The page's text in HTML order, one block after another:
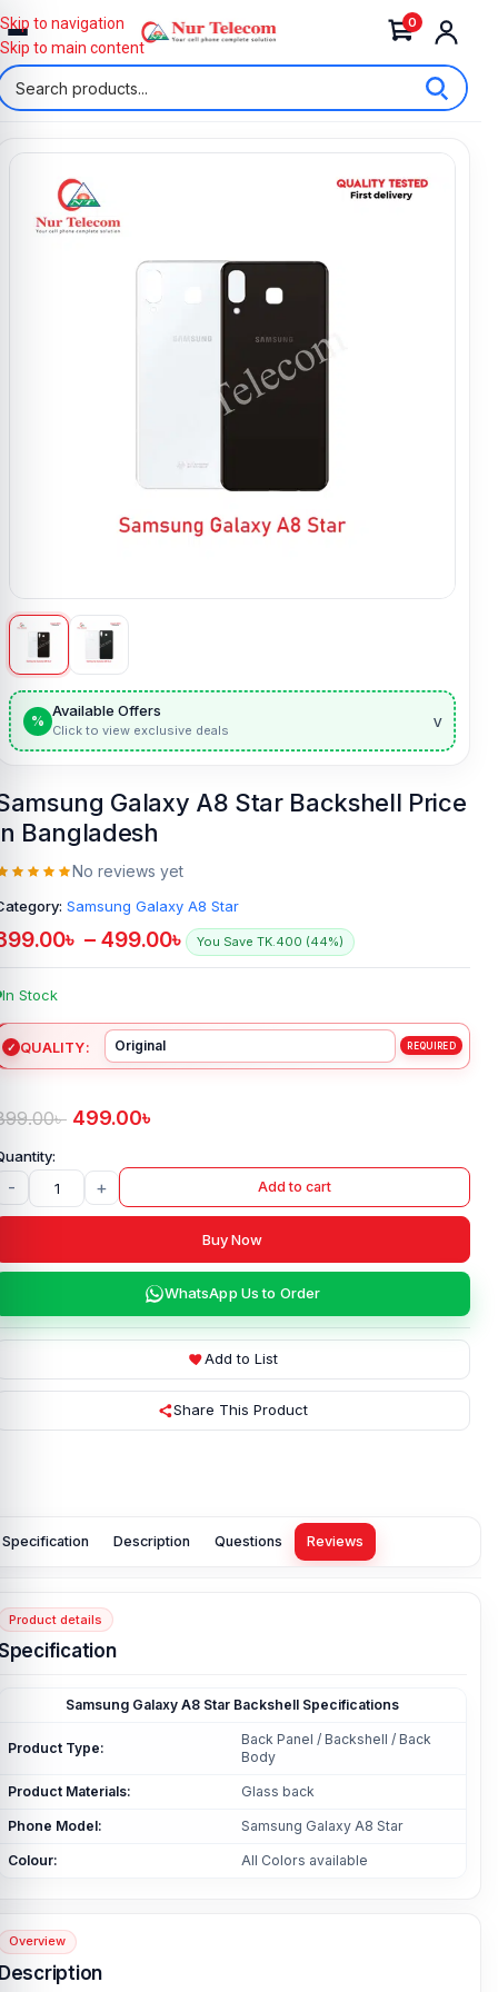
0
Skip to navigation
Skip to main content
%
Available Offers
Click to view exclusive deals v
Galaxy A8 Star Backshell Price
Bangladesh
No reviews yet
Samsung Galaxy A8 Star
৳ – 499.00৳ You Save TK.400 (44%)
In Stock
QUALITY
৳ 499.00৳
- + Add to cart
Buy Now
WhatsApp Us to Order
Add to List
Share This Product
Specification Description Questions Reviews
Product details
Samsung Galaxy A8 Star Backshell Specifications
Product Type:
Back Panel / Backshell / Back
Body
Product Materials: Glass back
Phone Model: Samsung Galaxy A8 Star
Colour: All Colors available
Overview